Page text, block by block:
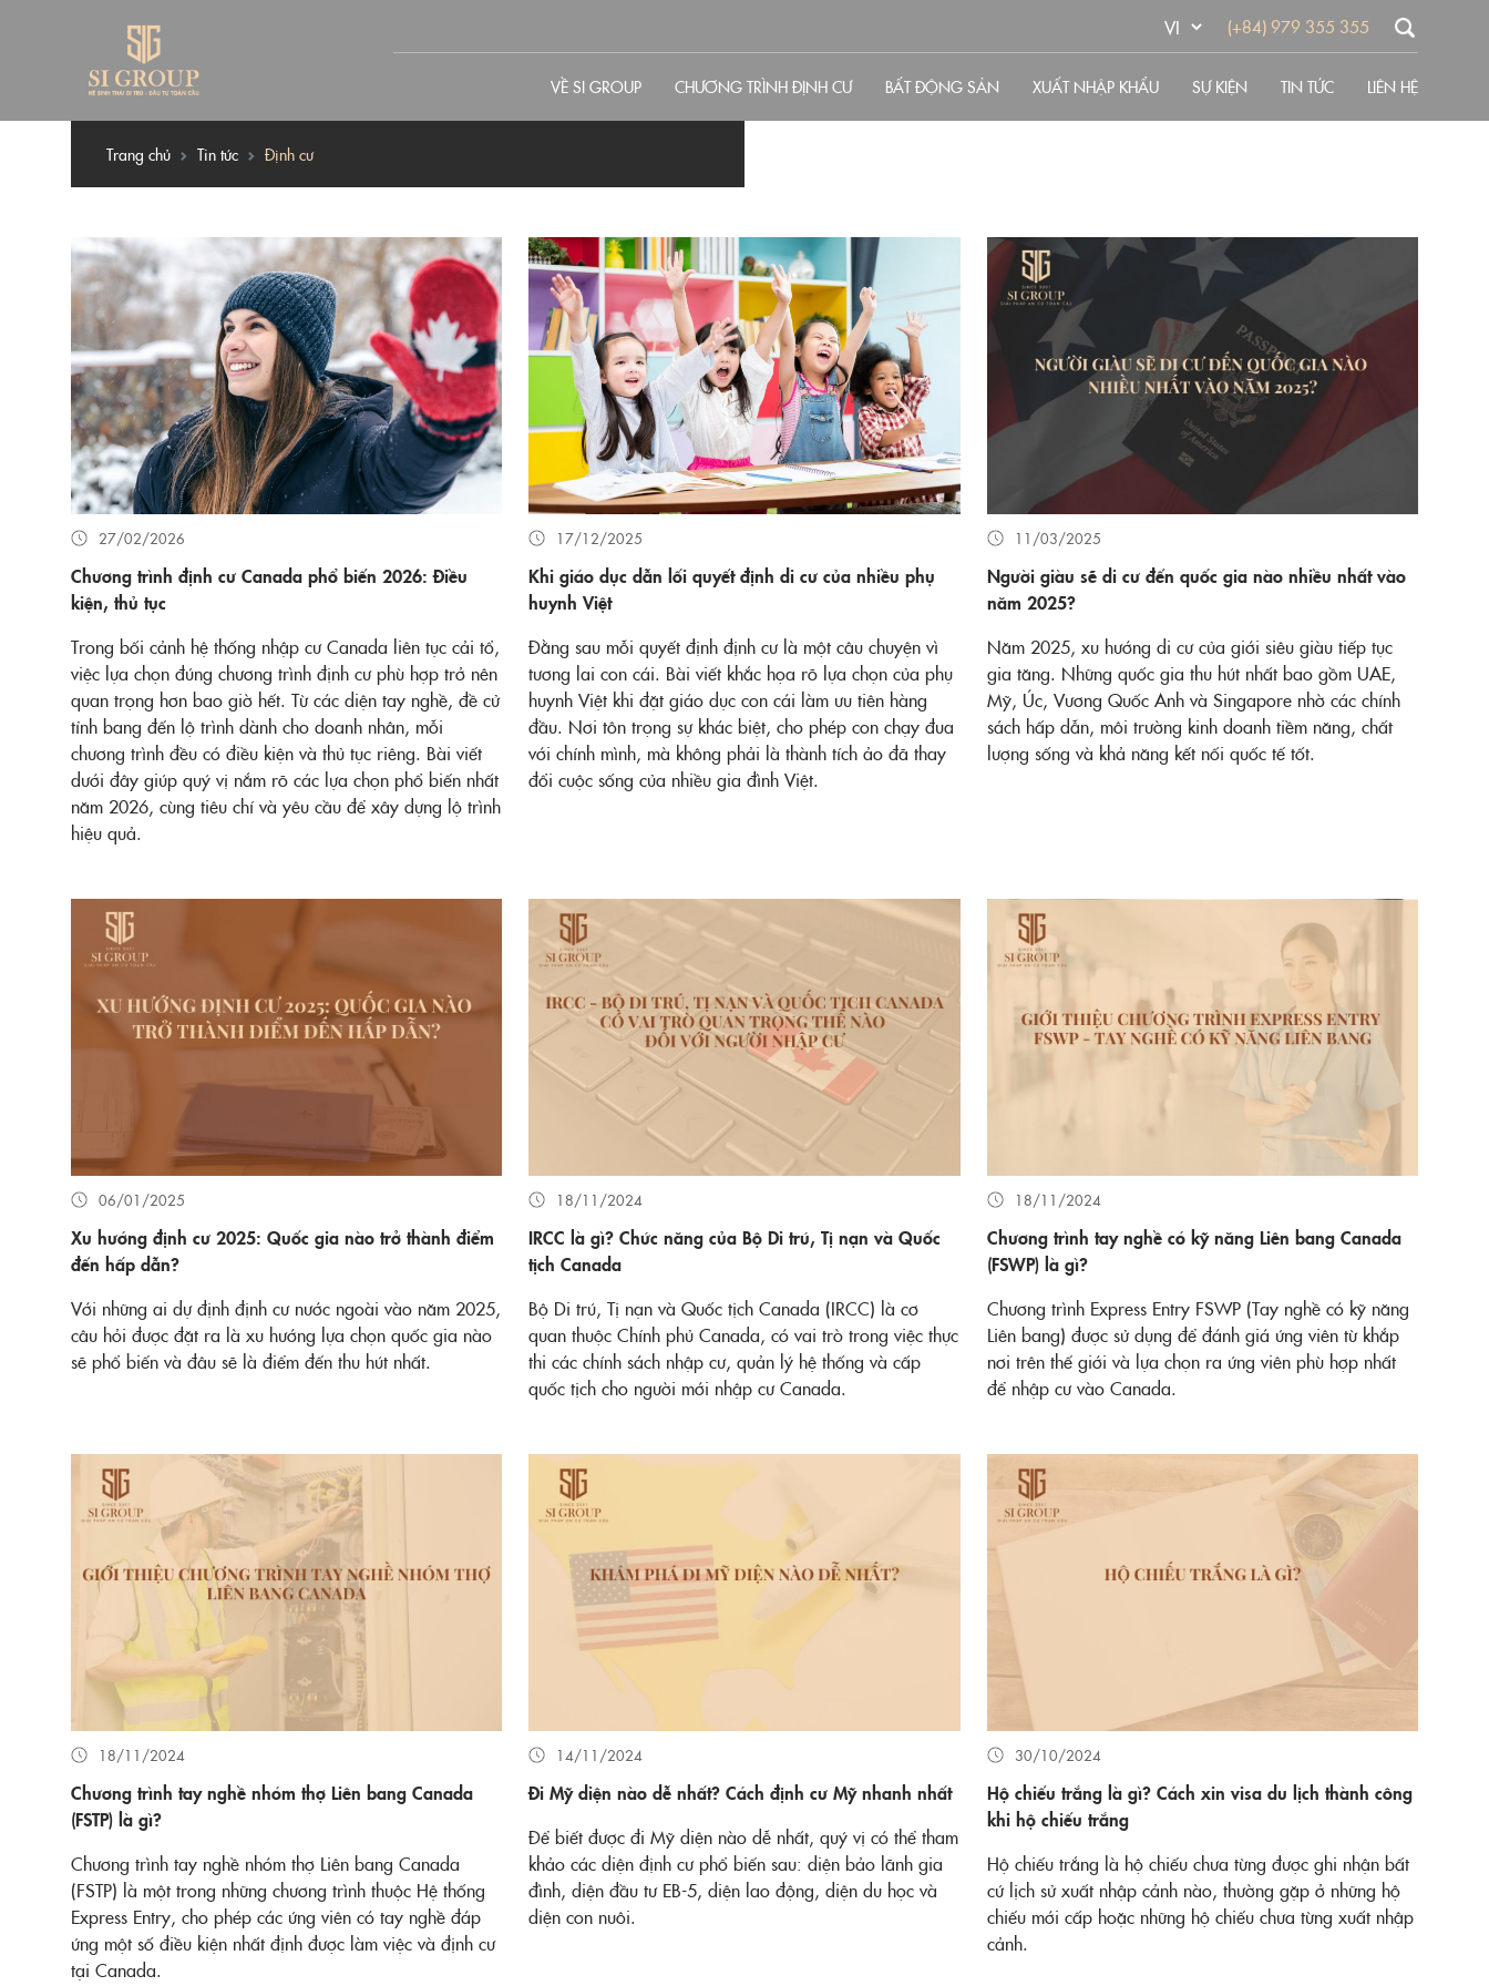
(+84) 979 355 355
VỀ SI GROUP CHƯƠNG TRÌNH ĐỊNH CƯ BẤT ĐỘNG SẢN XUẤT NHẬP KHẨU SỰ KIỆN TIN TỨC LIÊN HỆ
Trang chủ Tin tức Định cư
27/02/2026
Chương trình định cư Canada phổ biến 2026: Điều
kiện, thủ tục
Trong bối cảnh hệ thống nhập cư Canada liên tục cải tổ,
việc lựa chọn đúng chương trình định cư phù hợp trở nên
quan trọng hơn bao giờ hết. Từ các diện tay nghề, đề cử
tỉnh bang đến lộ trình dành cho doanh nhân, mỗi
chương trình đều có điều kiện và thủ tục riêng. Bài viết
dưới đây giúp quý vị nắm rõ các lựa chọn phổ biến nhất
năm 2026, cùng tiêu chí và yêu cầu để xây dựng lộ trình
hiệu quả.
17/12/2025
Khi giáo dục dẫn lối quyết định di cư của nhiều phụ
huynh Việt
Đằng sau mỗi quyết định định cư là một câu chuyện vì
tương lai con cái. Bài viết khắc họa rõ lựa chọn của phụ
huynh Việt khi đặt giáo dục con cái làm ưu tiên hàng
đầu. Nơi tôn trọng sự khác biệt, cho phép con chạy đua
với chính mình, mà không phải là thành tích ảo đã thay
đổi cuộc sống của nhiều gia đình Việt.
11/03/2025
Người giàu sẽ di cư đến quốc gia nào nhiều nhất vào
năm 2025?
Năm 2025, xu hướng di cư của giới siêu giàu tiếp tục
gia tăng. Những quốc gia thu hút nhất bao gồm UAE,
Mỹ, Úc, Vương Quốc Anh và Singapore nhờ các chính
sách hấp dẫn, môi trường kinh doanh tiềm năng, chất
lượng sống và khả năng kết nối quốc tế tốt.
06/01/2025
Xu hướng định cư 2025: Quốc gia nào trở thành điểm
đến hấp dẫn?
Với những ai dự định định cư nước ngoài vào năm 2025,
câu hỏi được đặt ra là xu hướng lựa chọn quốc gia nào
sẽ phổ biến và đâu sẽ là điểm đến thu hút nhất.
18/11/2024
IRCC là gì? Chức năng của Bộ Di trú, Tị nạn và Quốc
tịch Canada
Bộ Di trú, Tị nạn và Quốc tịch Canada (IRCC) là cơ
quan thuộc Chính phủ Canada, có vai trò trong việc thực
thi các chính sách nhập cư, quản lý hệ thống và cấp
quốc tịch cho người mới nhập cư Canada.
18/11/2024
Chương trình tay nghề có kỹ năng Liên bang Canada
(FSWP) là gì?
Chương trình Express Entry FSWP (Tay nghề có kỹ năng
Liên bang) được sử dụng để đánh giá ứng viên từ khắp
nơi trên thế giới và lựa chọn ra ứng viên phù hợp nhất
để nhập cư vào Canada.
18/11/2024
Chương trình tay nghề nhóm thợ Liên bang Canada
(FSTP) là gì?
Chương trình tay nghề nhóm thợ Liên bang Canada
(FSTP) là một trong những chương trình thuộc Hệ thống
Express Entry, cho phép các ứng viên có tay nghề đáp
ứng một số điều kiện nhất định được làm việc và định cư
tại Canada.
14/11/2024
Đi Mỹ diện nào dễ nhất? Cách định cư Mỹ nhanh nhất
Để biết được đi Mỹ diện nào dễ nhất, quý vị có thể tham
khảo các diện định cư phổ biến sau: diện bảo lãnh gia
đình, diện đầu tư EB-5, diện lao động, diện du học và
diện con nuôi.
30/10/2024
Hộ chiếu trắng là gì? Cách xin visa du lịch thành công
khi hộ chiếu trắng
Hộ chiếu trắng là hộ chiếu chưa từng được ghi nhận bất
cứ lịch sử xuất nhập cảnh nào, thường gặp ở những hộ
chiếu mới cấp hoặc những hộ chiếu chưa từng xuất nhập
cảnh.